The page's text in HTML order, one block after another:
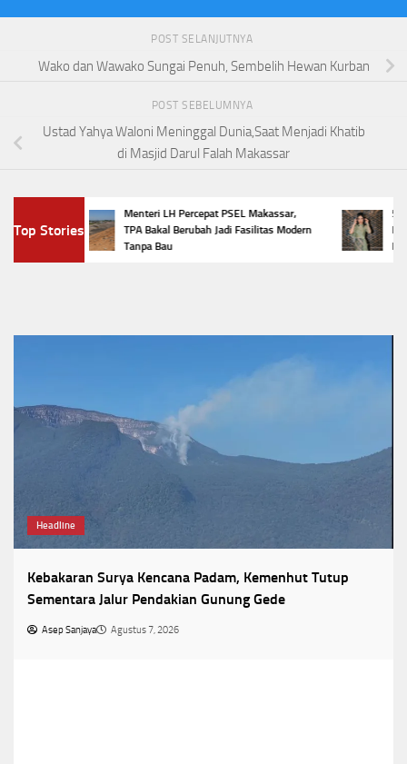
POST SELANJUTNYA
Wako dan Wawako Sungai Penuh, Sembelih Hewan Kurban
POST SEBELUMNYA
Ustad Yahya Waloni Meninggal Dunia,Saat Menjadi Khatib
di Masjid Darul Falah Makassar
Top Stories
Menteri LH Percepat PSEL Makassar,
TPA Bakal Berubah Jadi Fasilitas Modern
Tanpa Bau
5 Tren
Favorit
Headline
Kebakaran Surya Kencana Padam, Kemenhut Tutup
Sementara Jalur Pendakian Gunung Gede
Asep Sanjaya Agustus 7, 2026